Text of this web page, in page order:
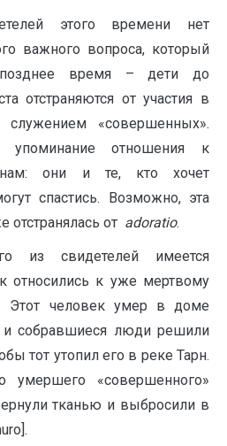
этого времени нет
важного вопроса, который
время – дети до
отстраняются от участия в
служением «совершенных».
упоминание отношения к
они и те, кто хочет
спастись. Возможно, эта
отстранялась от adoratio.
из свидетелей имеется
относились к уже мертвому
Этот человек умер в доме
собравшиеся люди решили
тот утопил его в реке Тарн.
«совершенного»
тканью и выбросили в